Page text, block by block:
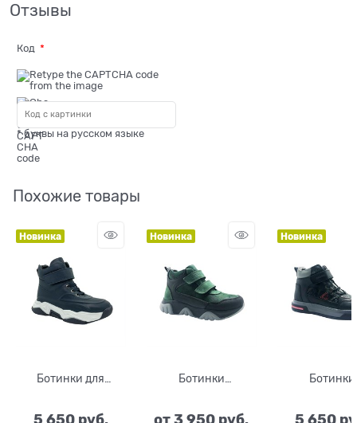
Отзывы
Код
* буквы на русском языке
Похожие товары
Новинка
Ботинки для
5 650 руб.
Новинка
Ботинки
от3 950 руб.
Новинка
Ботинки
5 650